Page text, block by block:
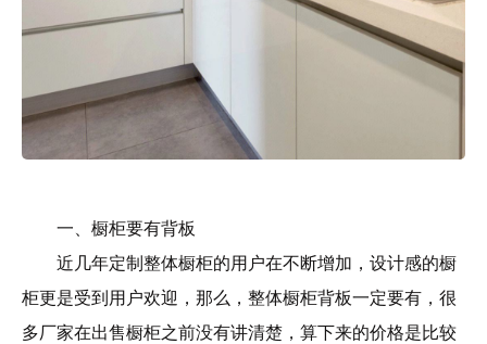
一、橱柜要有背板
近几年定制整体橱柜的用户在不断增加，设计感的橱
柜更是受到用户欢迎，那么，整体橱柜背板一定要有，很
多厂家在出售橱柜之前没有讲清楚，算下来的价格是比较